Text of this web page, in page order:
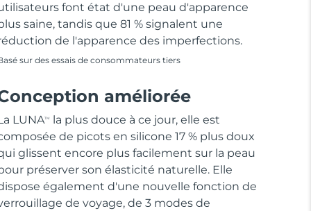
font état d'une peau d'apparence
saine, tandis que 81 % signalent une
de l'apparence des imperfections.
sur des essais de consommateurs tiers
améliorée
LUNATM
la plus douce à ce jour, elle est
de picots en silicone 17 % plus doux
glissent encore plus facilement sur la peau
préserver son élasticité naturelle. Elle
également d'une nouvelle fonction de
de voyage, de 3 modes de